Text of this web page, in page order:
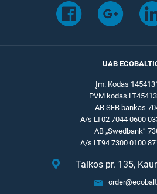
UAB
Įm. Kodas
PVM kodas
AB SEB bankas
A/s LT02 7044 0600
AB „Swedbank“
A/s LT94 7300 0100
Taikos pr. 135,